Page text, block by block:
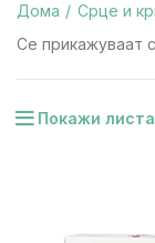
Дома Срце и
Се прикажуваат
Покажи листа